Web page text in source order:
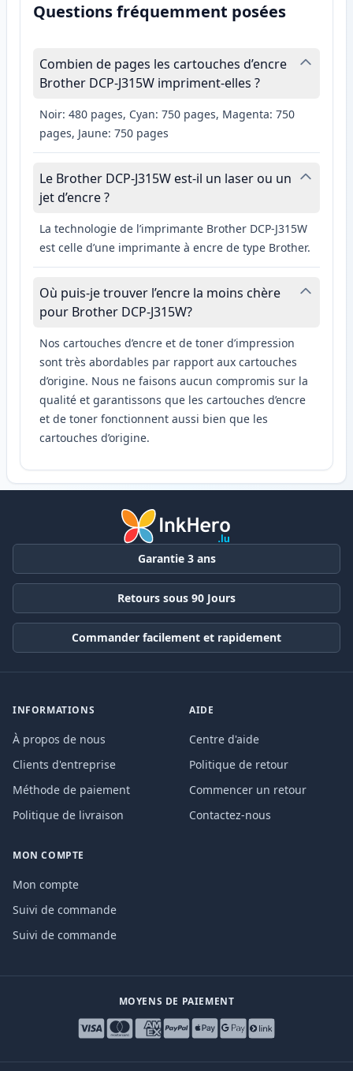
Questions fréquemment posées
Combien de pages les cartouches d’encre
Brother DCP-J315W impriment-elles ?
Noir: 480 pages, Cyan: 750 pages, Magenta: 750
pages, Jaune: 750 pages
Le Brother DCP-J315W est-il un laser ou un
jet d’encre ?
La technologie de l’imprimante Brother DCP-J315W
est celle d’une imprimante à encre de type Brother.
Où puis-je trouver l’encre la moins chère
pour Brother DCP-J315W?
Nos cartouches d’encre et de toner d’impression
sont très abordables par rapport aux cartouches
d’origine. Nous ne faisons aucun compromis sur la
qualité et garantissons que les cartouches d’encre
et de toner fonctionnent aussi bien que les
cartouches d’origine.
Garantie 3 ans
Retours sous 90 Jours
Commander facilement et rapidement
INFORMATIONS
À propos de nous
Clients d'entreprise
Méthode de paiement
Politique de livraison
AIDE
Centre d'aide
Politique de retour
Commencer un retour
Contactez-nous
MON COMPTE
Mon compte
Suivi de commande
Suivi de commande
MOYENS DE PAIEMENT